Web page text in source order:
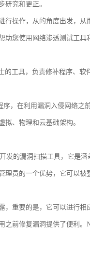
研究和更正。
行操作，从的角度出发，
助您使用网络渗透测试工具
的工具，负责修补程序、
序，在利用漏洞入侵网络之
拟、物理和云基础架构。
开发的漏洞扫描工具，它是
理员的一个优势，它可以
，重要的是，它可以进行
前修复漏洞提供了便利。